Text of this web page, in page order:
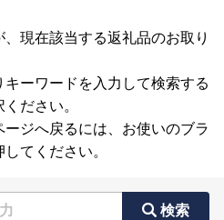
現在該当する返礼品のお取り
ーワードを入力して検索する
ださい。
ジへ戻るには、お使いのブラ
てください。
検索